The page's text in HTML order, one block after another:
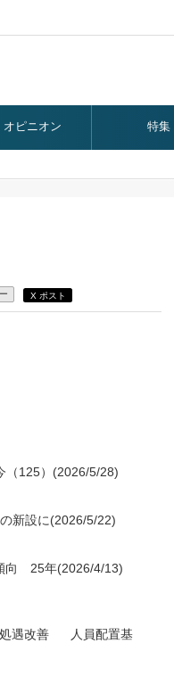
オピニオン 特集
X ポスト
（125）(2026/5/28)
新設に(2026/5/22)
向 25年(2026/4/13)
処遇改善
人員配置基